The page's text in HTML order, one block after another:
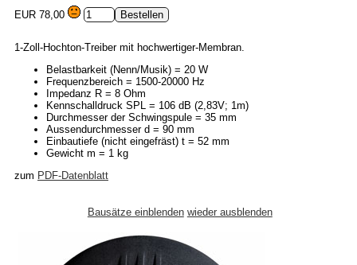
EUR 78,00
1-Zoll-Hochton-Treiber mit hochwertiger-Membran.
Belastbarkeit (Nenn/Musik) = 20 W
Frequenzbereich = 1500-20000 Hz
Impedanz R = 8 Ohm
Kennschalldruck SPL = 106 dB (2,83V; 1m)
Durchmesser der Schwingspule = 35 mm
Aussendurchmesser d = 90 mm
Einbautiefe (nicht eingefräst) t = 52 mm
Gewicht m = 1 kg
zum PDF-Datenblatt
Bausätze einblenden wieder ausblenden